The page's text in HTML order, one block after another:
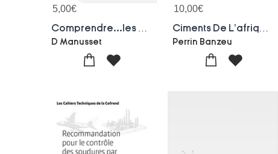
5,00€
D Manusset
10,00€
Perrin Banzeu